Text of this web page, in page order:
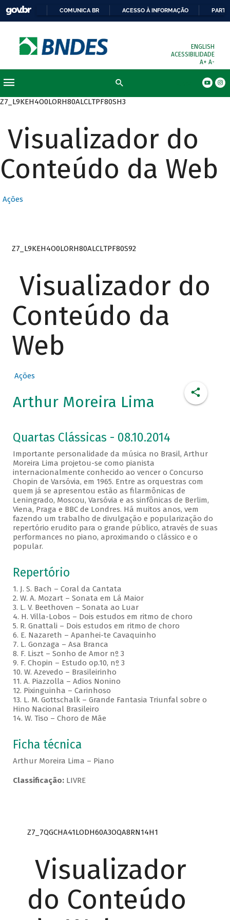
COMUNICA BR ACESSO À INFORMAÇÃO
ENGLISH
ACESSIBILIDADE
A+ A-
Z7_L9KEH4O0LORH80ALCLTPF80SH3
Visualizador do
Conteúdo da Web
Ações
Z7_L9KEH4O0LORH80ALCLTPF80S92
Visualizador do
Conteúdo da
Web
Ações
Arthur Moreira Lima
Quartas Clássicas - 08.10.2014
Importante personalidade da música no Brasil, Arthur
Moreira Lima projetou-se como pianista
internacionalmente conhecido ao vencer o Concurso
Chopin de Varsóvia, em 1965. Entre as orquestras com
quem já se apresentou estão as filarmônicas de
Leningrado, Moscou, Varsóvia e as sinfônicas de Berlim,
Viena, Praga e BBC de Londres. Há muitos anos, vem
fazendo um trabalho de divulgação e popularização do
repertório erudito para o grande público, através de suas
performances no piano, aproximando o clássico e o
popular.
Repertório
1. J. S. Bach – Coral da Cantata
2. W. A. Mozart – Sonata em Lá Maior
3. L. V. Beethoven – Sonata ao Luar
4. H. Villa-Lobos – Dois estudos em ritmo de choro
5. R. Gnattali – Dois estudos em ritmo de choro
6. E. Nazareth – Apanhei-te Cavaquinho
7. L. Gonzaga – Asa Branca
8. F. Liszt – Sonho de Amor nº 3
9. F. Chopin – Estudo op.10, nº 3
10. W. Azevedo – Brasileirinho
11. A. Piazzolla – Adios Nonino
12. Pixinguinha – Carinhoso
13. L. M. Gottschalk – Grande Fantasia Triunfal sobre o
Hino Nacional Brasileiro
14. W. Tiso – Choro de Mãe
Ficha técnica
Arthur Moreira Lima – Piano
Classificação:LIVRE
Z7_7QGCHA41LODH60A3OQA8RN14H1
Visualizador
do Conteúdo